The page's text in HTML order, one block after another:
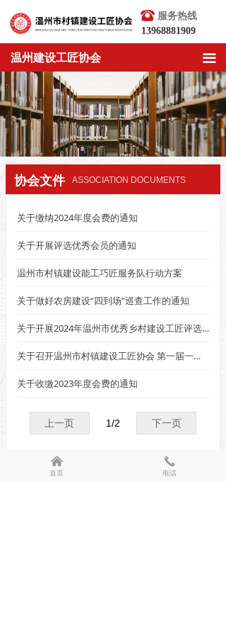
뀰
13968881909
服务热线
温州建设工匠协会 끀
关于缴纳2024年度会费的通知
关于开展评选优秀会员的通知
温州市村镇建设能工巧匠服务队行动方案
关于做好农房建设“四到场”巡查工作的通知
关于开展2024年温州市优秀乡村建设工匠评选工作的通知
关于召开温州市村镇建设工匠协会 第一届一次会员大会的通知
关于收缴2023年度会费的通知
上一页 下一页
1/2
协会文件 ASSOCIATION DOCUMENTS
낀
首页
끅
电话